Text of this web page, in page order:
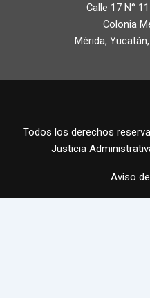
Calle 17 N°
Colonia
Mérida,
Todos los derechos
Justicia
Aviso